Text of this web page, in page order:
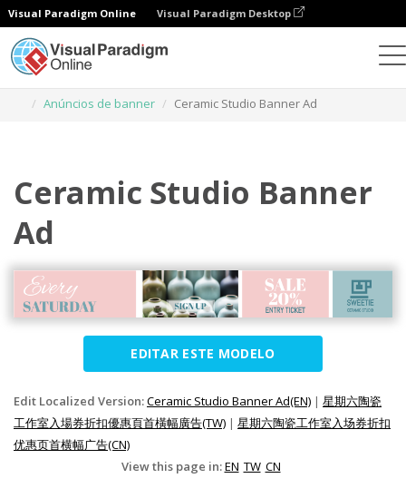
Visual Paradigm Online Visual Paradigm Desktop
Anúncios de banner
Ceramic Studio Banner Ad
Ceramic Studio Banner
Ad
EDITAR ESTE MODELO
Edit Localized Version:Ceramic Studio Banner Ad(EN) | 星期六陶瓷
工作室入場券折扣優惠頁首橫幅廣告(TW) | 星期六陶瓷工作室入场券折扣
优惠页首横幅广告(CN)
View this page in:EN TW CN